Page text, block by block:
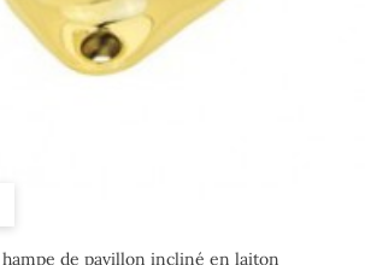
de pavillon incliné en laiton